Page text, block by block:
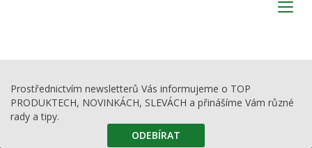
Prostřednictvím newsletterů Vás informujeme o TOP
PRODUKTECH, NOVINKÁCH, SLEVÁCH a přinášíme Vám různé
rady a tipy.
ODEBÍRAT